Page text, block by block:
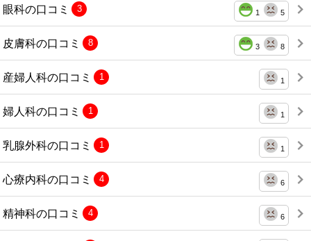
眼科の口コミ 1 5
3
皮膚科の口コミ 3 8
8
産婦人科の口コミ 1
1
婦人科の口コミ 1
1
乳腺外科の口コミ 1
1
心療内科の口コミ 6
4
精神科の口コミ 6
4